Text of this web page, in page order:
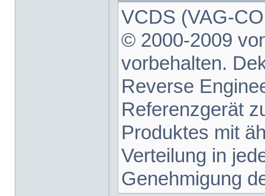
VCDS (VAG-
© 2000-2009
vorbehalten.
Reverse
Referenzgerät
Produktes mit
Verteilung in
Genehmigung